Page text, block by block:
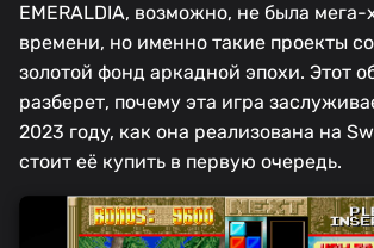
EMERALDIA, возможно, не была мега-
времени, но именно такие проекты
золотой фонд аркадной эпохи. Этот
разберет, почему эта игра
2023 году, как она реализована на
стоит её купить в первую очередь.